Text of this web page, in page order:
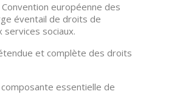
européenne des
éventail de droits de
services sociaux.
et complète des droits
essentielle de